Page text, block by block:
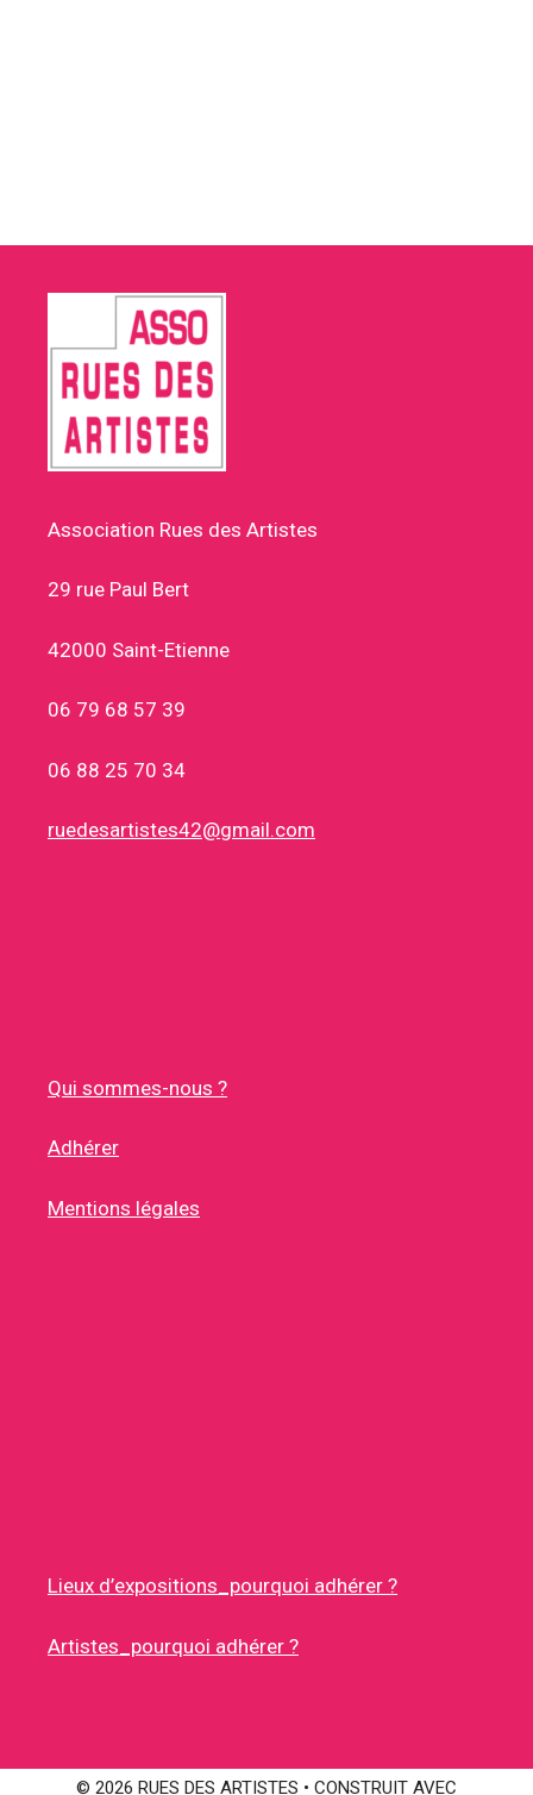
Association Rues des Artistes
29 rue Paul Bert
42000 Saint-Etienne
06 79 68 57 39
06 88 25 70 34
ruedesartistes42@gmail.com
Qui sommes-nous ?
Adhérer
Mentions légales
Lieux d’expositions_pourquoi adhérer ?
Artistes_pourquoi adhérer ?
© 2026 RUES DES ARTISTES • CONSTRUIT AVEC